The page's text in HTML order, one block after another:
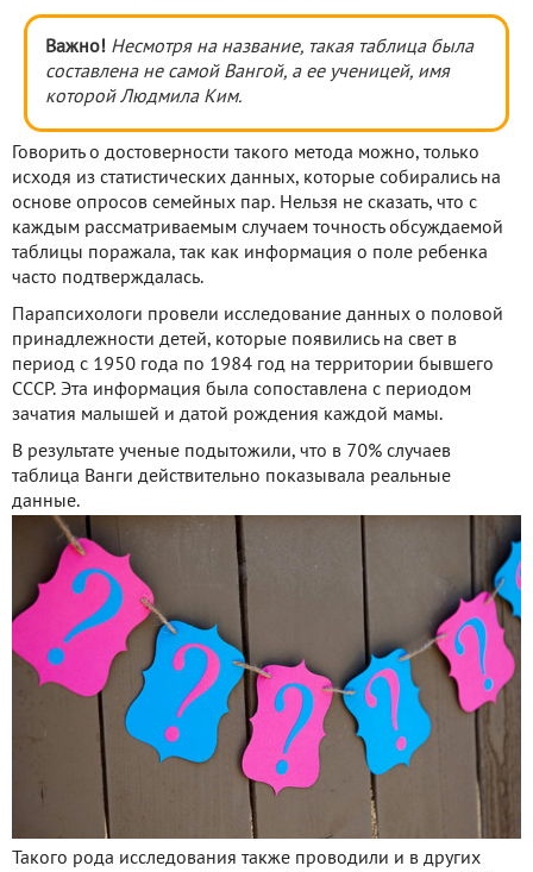
Важно! Несмотря на название, такая таблица была
составлена не самой Вангой, а ее ученицей, имя
которой Людмила Ким.
Говорить о достоверности такого метода можно, только
исходя из статистических данных, которые собирались на
основе опросов семейных пар. Нельзя не сказать, что с
каждым рассматриваемым случаем точность обсуждаемой
таблицы поражала, так как информация о поле ребенка
часто подтверждалась.
Парапсихологи провели исследование данных о половой
принадлежности детей, которые появились на свет в
период с 1950 года по 1984 год на территории бывшего
СССР. Эта информация была сопоставлена с периодом
зачатия малышей и датой рождения каждой мамы.
В результате ученые подытожили, что в 70% случаев
таблица Ванги действительно показывала реальные
данные.
Такого рода исследования также проводили и в других